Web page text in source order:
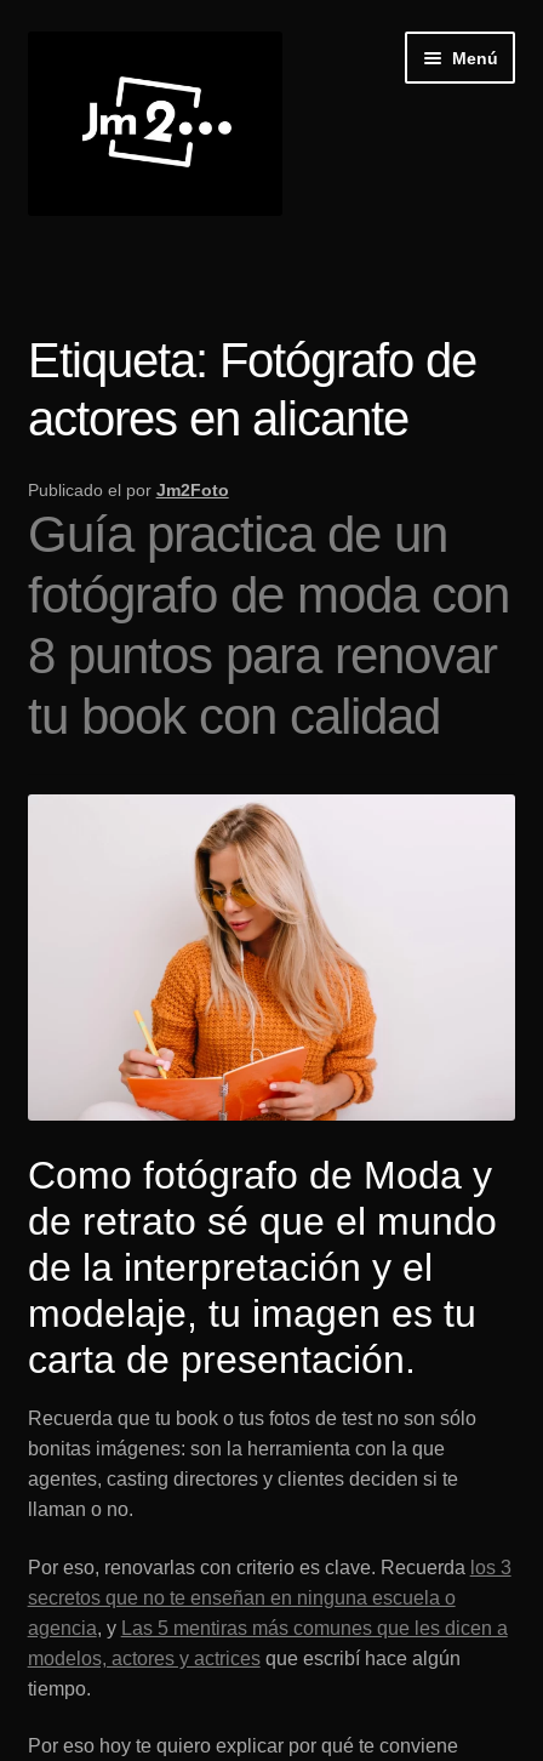
navegación
contenido
Menú
menú
Recibir Castings
Publica tu casting
Contacto
Etiqueta: Fotógrafo de
actores en alicante
Publicado el por Jm2Foto
Guía practica de un
fotógrafo de moda con
8 puntos para renovar
tu book con calidad
Como fotógrafo de Moda y
de retrato sé que el mundo
de la interpretación y el
modelaje, tu imagen es tu
carta de presentación.
Recuerda que tu book o tus fotos de test no son sólo
bonitas imágenes: son la herramienta con la que
agentes, casting directores y clientes deciden si te
llaman o no.
Por eso, renovarlas con criterio es clave. Recuerda los 3
secretos que no te enseñan en ninguna escuela o
agencia, y Las 5 mentiras más comunes que les dicen a
modelos, actores y actricesque escribí hace algún
tiempo.
Por eso hoy te quiero explicar por qué te conviene